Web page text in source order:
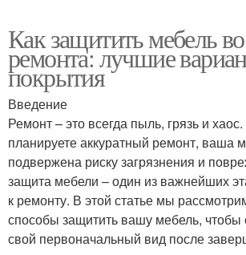
Как защитить мебель
ремонта: лучшие
покрытия
Введение
Ремонт – это всегда пыль, грязь и
планируете аккуратный ремонт, ваша
подвержена риску загрязнения и
защита мебели – один из важнейших
к ремонту. В этой статье мы
способы защитить вашу мебель, чтобы
свой первоначальный вид после